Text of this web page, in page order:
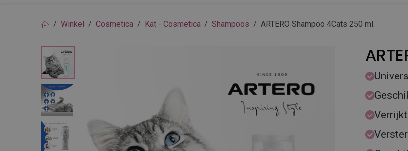
Winkel Cosmetica Kat - Cosmetica Shampoos ARTERO Shampoo 4Cats 250 ml.